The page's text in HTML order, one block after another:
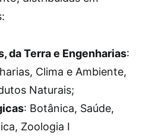
da Terra e Engenharias:
Clima e Ambiente,
Naturais;
: Botânica, Saúde,
Zoologia I